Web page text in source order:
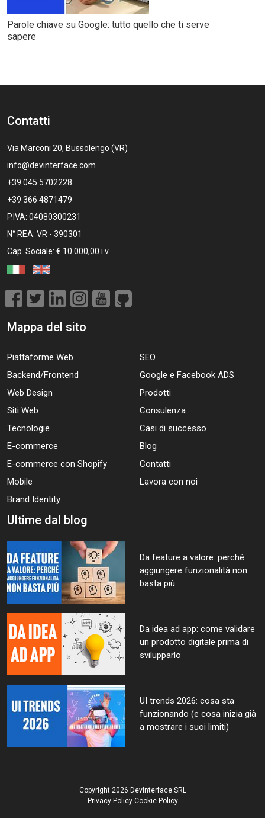
Parole chiave su Google: tutto quello che ti serve
sapere
Contatti
Via Marconi 20, Bussolengo (VR)
info@devinterface.com
+39 045 5702228
+39 366 4871479
P.IVA: 04080300231
N° REA: VR - 390301
Cap. Sociale: € 10.000,00 i.v.
Mappa del sito
Piattaforme Web
Backend/Frontend
Web Design
Siti Web
Tecnologie
E-commerce
E-commerce con Shopify
Mobile
Brand Identity
SEO
Google e Facebook ADS
Prodotti
Consulenza
Casi di successo
Blog
Contatti
Lavora con noi
Ultime dal blog
Da feature a valore: perché
aggiungere funzionalità non
basta più
Da idea ad app: come validare
un prodotto digitale prima di
svilupparlo
UI trends 2026: cosa sta
funzionando (e cosa inizia già
a mostrare i suoi limiti)
Copyright 2026 DevInterface SRL
Privacy Policy Cookie Policy